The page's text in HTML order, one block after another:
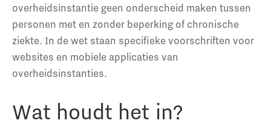
overheidsinstantie geen onderscheid maken tussen
personen met en zonder beperking of chronische
ziekte. In de wet staan specifieke voorschriften voor
websites en mobiele applicaties van
overheidsinstanties.
Wat houdt het in?